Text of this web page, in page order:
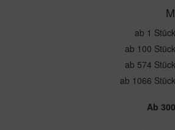
ab 1 Stück
ab 100 Stück
ab 574 Stück
ab 1066 Stück
Ab